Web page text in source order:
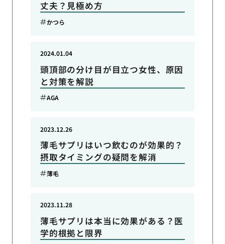
丈夫？見極め方
かつら
頭頂部の分け目が目立つ女性、原因
と対策を解説
2024.01.04
AGA
薄毛サプリはいつ飲むのが効果的？
摂取タイミングの疑問を解消
2023.12.26
薄毛
薄毛サプリは本当に効果がある？医
学的根拠と限界
2023.11.28